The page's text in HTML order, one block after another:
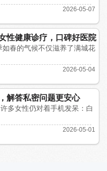
2026-05-07
性健康诊疗，口碑好医院
春的气候不仅滋养了满城花
2026-05-04
解答私密问题更安心
多女性仍对着手机发呆：白
2026-05-01